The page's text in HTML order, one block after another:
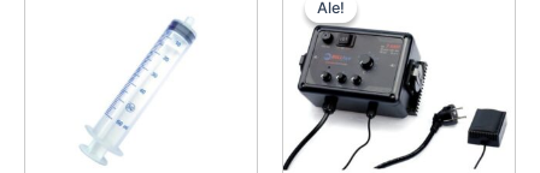
Ale!
Ale!
182,50 €.